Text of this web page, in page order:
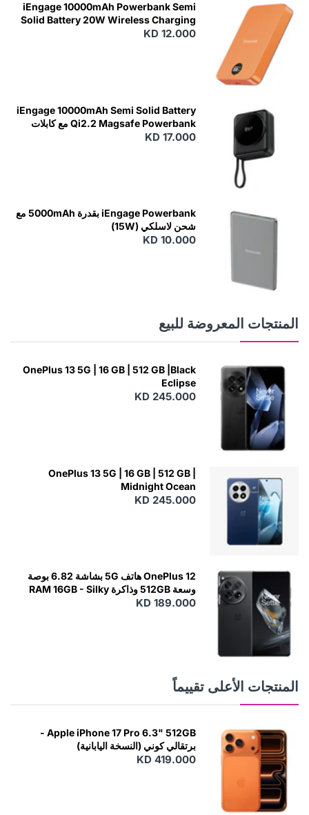
iEngage 10000mAh Powerbank Semi
Solid Battery 20W Wireless Charging
KD 12.000
iEngage 10000mAh Semi Solid Battery
Qi2.2 Magsafe Powerbank مع كابلات
مدمجة
KD 17.000
iEngage Powerbank بقدرة 5000mAh مع
شحن لاسلكي (15W)
KD 10.000
المنتجات المعروضة للبيع
OnePlus 13 5G | 16 GB | 512 GB |Black
Eclipse
KD 245.000
OnePlus 13 5G | 16 GB | 512 GB |
Midnight Ocean
KD 245.000
OnePlus 12 هاتف 5G بشاشة 6.82 بوصة
وسعة 512GB وذاكرة RAM 16GB - Silky
Black
KD 189.000
المنتجات الأعلى تقييماً
Apple iPhone 17 Pro 6.3" 512GB -
برتقالي كوني (النسخة اليابانية)
KD 419.000